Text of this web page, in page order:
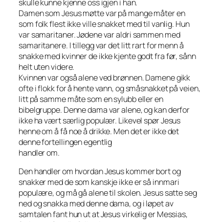
skulle kunne kjenne oss igjen i han.
Damen som Jesus møtte var på mange måter en
som folk flest ikke ville snakket med til vanlig. Hun
var samaritaner. Jødene var aldri sammen med
samaritanere. I tillegg var det litt rart for menn å
snakke med kvinner de ikke kjente godt fra før, sånn
helt uten videre.
Kvinnen var også alene ved brønnen. Damene gikk
ofte i flokk for å hente vann, og småsnakket på veien,
litt på samme måte som en sylubb eller en
bibelgruppe. Denne dama var alene, og kan derfor
ikke ha vært særlig populær. Likevel spør Jesus
henne om å få noe å drikke. Men det er ikke det
denne fortellingen egentlig
handler om.
Den handler om hvordan Jesus kommer bort og
snakker med de som kanskje ikke er så innmari
populære, og må gå alene til skolen. Jesus satte seg
ned og snakka med denne dama, og i løpet av
samtalen fant hun ut at Jesus virkelig er Messias,